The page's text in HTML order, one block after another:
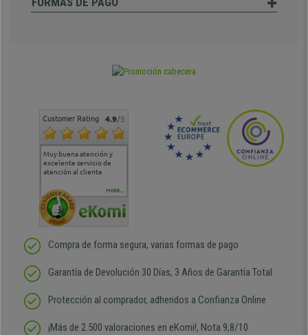
Customer Rating 4.9/5
Muy buena atención y
excelente servicio de
atención al cliente
Muy buena atención de
cara al asesoramiento
Si estoy contento
MORE...
Compra de forma segura, varias formas de pago
Garantía de Devolución 30 Días, 3 Años de Garantía Total
Protección al comprador, adheridos a Confianza Online
¡Más de 2.500 valoraciones en eKomi!, Nota 9,8/10